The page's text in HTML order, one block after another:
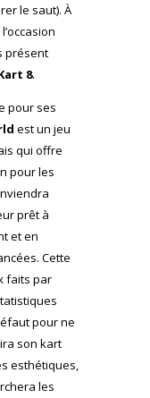
le saut). À
présent
8.
pour ses
est un jeu
qui offre
pour les
prêt à
et en
Cette
faits par
pour ne
son kart
esthétiques,
les